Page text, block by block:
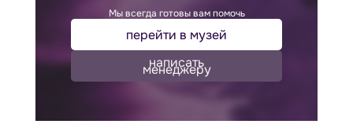
Мы всегда готовы вам помочь
перейти в музей
написать
менеджеру